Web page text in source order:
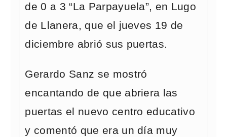
de 0 a 3 “La Parpayuela”, en Lugo
de Llanera, que el jueves 19 de
diciembre abrió sus puertas.
Gerardo Sanz se mostró
encantando de que abriera las
puertas el nuevo centro educativo
y comentó que era un día muy